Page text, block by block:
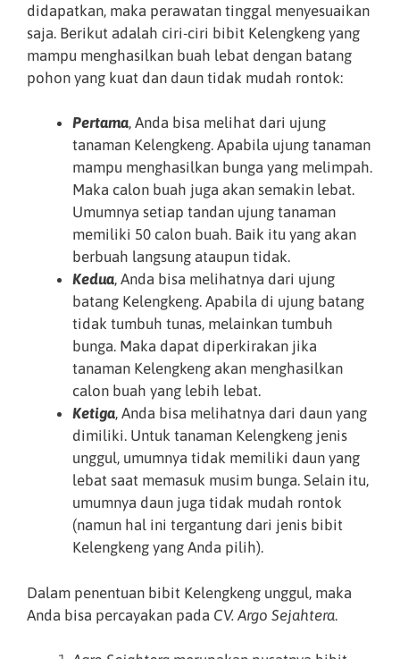
didapatkan, maka perawatan tinggal menyesuaikan
saja. Berikut adalah ciri-ciri bibit Kelengkeng yang
mampu menghasilkan buah lebat dengan batang
pohon yang kuat dan daun tidak mudah rontok:
Pertama, Anda bisa melihat dari ujung
tanaman Kelengkeng. Apabila ujung tanaman
mampu menghasilkan bunga yang melimpah.
Maka calon buah juga akan semakin lebat.
Umumnya setiap tandan ujung tanaman
memiliki 50 calon buah. Baik itu yang akan
berbuah langsung ataupun tidak.
Kedua, Anda bisa melihatnya dari ujung
batang Kelengkeng. Apabila di ujung batang
tidak tumbuh tunas, melainkan tumbuh
bunga. Maka dapat diperkirakan jika
tanaman Kelengkeng akan menghasilkan
calon buah yang lebih lebat.
Ketiga, Anda bisa melihatnya dari daun yang
dimiliki. Untuk tanaman Kelengkeng jenis
unggul, umumnya tidak memiliki daun yang
lebat saat memasuk musim bunga. Selain itu,
umumnya daun juga tidak mudah rontok
(namun hal ini tergantung dari jenis bibit
Kelengkeng yang Anda pilih).
Dalam penentuan bibit Kelengkeng unggul, maka
Anda bisa percayakan pada CV. Argo Sejahtera.